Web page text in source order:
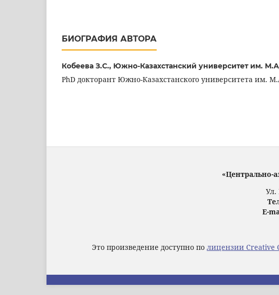
БИОГРАФИЯ АВТОРА
Кобеева З.С., Южно-Казахстанский университет им.
PhD докторант Южно-Казахстанского университета им.
«Центрально-
Ул.
E-
Это произведение доступно по лицензии Creative